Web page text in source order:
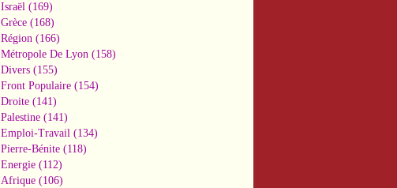
Israël (169)
Grèce (168)
Région (166)
Métropole De Lyon (158)
Divers (155)
Front Populaire (154)
Droite (141)
Palestine (141)
Emploi-Travail (134)
Pierre-Bénite (118)
Energie (112)
Afrique (106)